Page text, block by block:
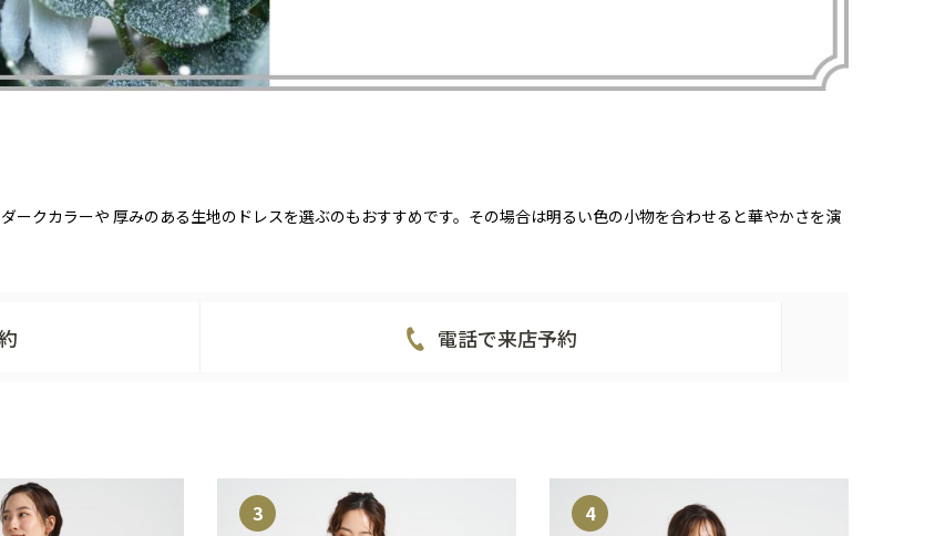
ークカラーや 厚みのある生地のドレスを選ぶのもおすすめです。その場合は明るい色の小物を合わせると華やかさを演
電話で来店予約